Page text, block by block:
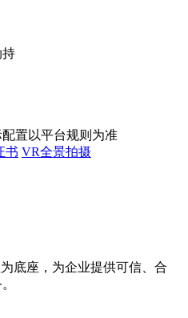
持
置以平台规则为准
书 VR全景拍摄
底座，为企业提供可信、合